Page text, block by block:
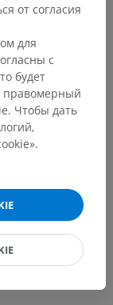
от согласия
для
с
будет
правомерный
Чтобы дать